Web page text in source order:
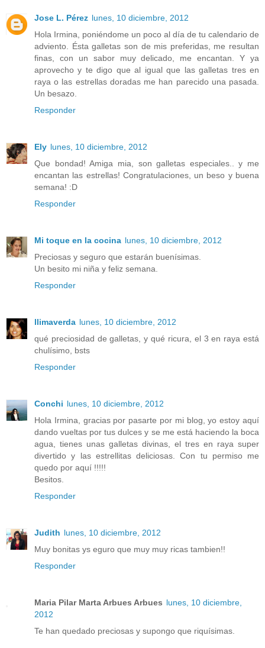
Jose L. Pérez lunes, 10 diciembre, 2012
Hola Irmina, poniéndome un poco al día de tu calendario de
adviento. Ésta galletas son de mis preferidas, me resultan
finas, con un sabor muy delicado, me encantan. Y ya
aprovecho y te digo que al igual que las galletas tres en
raya o las estrellas doradas me han parecido una pasada.
Un besazo.
Responder
Ely lunes, 10 diciembre, 2012
Que bondad! Amiga mia, son galletas especiales.. y me
encantan las estrellas! Congratulaciones, un beso y buena
semana! :D
Responder
Mi toque en la cocina lunes, 10 diciembre, 2012
Preciosas y seguro que estarán buenísimas.
Un besito mi niña y feliz semana.
Responder
llimaverda lunes, 10 diciembre, 2012
qué preciosidad de galletas, y qué ricura, el 3 en raya está
chulísimo, bsts
Responder
Conchi lunes, 10 diciembre, 2012
Hola Irmina, gracias por pasarte por mi blog, yo estoy aquí
dando vueltas por tus dulces y se me está haciendo la boca
agua, tienes unas galletas divinas, el tres en raya super
divertido y las estrellitas deliciosas. Con tu permiso me
quedo por aquí !!!!!
Besitos.
Responder
Judith lunes, 10 diciembre, 2012
Muy bonitas ys eguro que muy muy ricas tambien!!
Responder
Maria Pilar Marta Arbues Arbues lunes, 10 diciembre,
2012
Te han quedado preciosas y supongo que riquísimas.